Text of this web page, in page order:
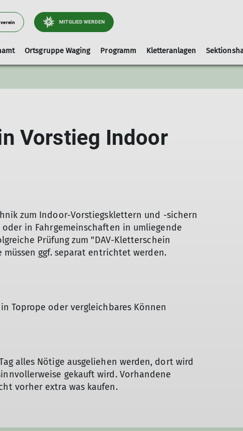
MITGLIED WERDEN
Arbeitsgebiet Wege Tourenleiter Artikel und Berichte
Ortsgruppe Waging
Leihausrüstung
Programm
Ausrüstungslisten
Kletteranlagen
Kletterhalle-Waging
Kinderklettern
Vorstieg Indoor
zum Indoor-Vorstiegsklettern und -sichern
in Fahrgemeinschaften in umliegende
Prüfung zum "DAV-Kletterschein
ggf. separat entrichtet werden.
Toprope oder vergleichbares Können
alles Nötige ausgeliehen werden, dort wird
gekauft wird. Vorhandene
vorher extra was kaufen.